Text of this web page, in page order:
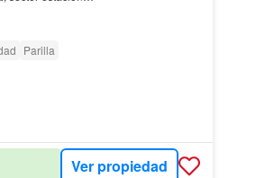
Parilla
Ver propiedad